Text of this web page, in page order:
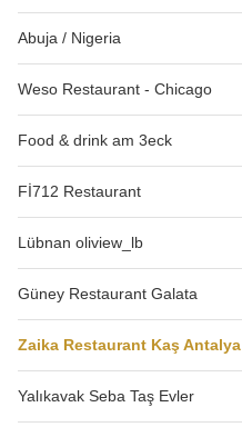
Abuja / Nigeria
Weso Restaurant - Chicago
Food & drink am 3eck
Fİ712 Restaurant
Lübnan oliview_lb
Güney Restaurant Galata
Zaika Restaurant Kaş Antalya
Yalıkavak Seba Taş Evler